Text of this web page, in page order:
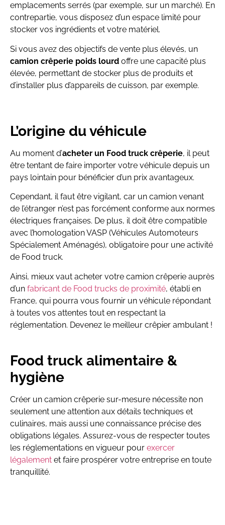
emplacements serrés (par exemple, sur un marché). En
contrepartie, vous disposez d’un espace limité pour
stocker vos ingrédients et votre matériel.
Si vous avez des objectifs de vente plus élevés, un
camion crêperie poids lourd offre une capacité plus
élevée, permettant de stocker plus de produits et
d’installer plus d’appareils de cuisson, par exemple.
L’origine du véhicule
Au moment d’acheter un Food truck crêperie, il peut
être tentant de faire importer votre véhicule depuis un
pays lointain pour bénéficier d’un prix avantageux.
Cependant, il faut être vigilant, car un camion venant
de l’étranger n’est pas forcément conforme aux normes
électriques françaises. De plus, il doit être compatible
avec l’homologation VASP (Véhicules Automoteurs
Spécialement Aménagés), obligatoire pour une activité
de Food truck.
Ainsi, mieux vaut acheter votre camion crêperie auprès
d’un fabricant de Food trucks de proximité, établi en
France, qui pourra vous fournir un véhicule répondant
à toutes vos attentes tout en respectant la
réglementation. Devenez le meilleur crêpier ambulant !
Food truck alimentaire &
hygiène
Créer un camion crêperie sur-mesure nécessite non
seulement une attention aux détails techniques et
culinaires, mais aussi une connaissance précise des
obligations légales. Assurez-vous de respecter toutes
les réglementations en vigueur pour exercer
légalement et faire prospérer votre entreprise en toute
tranquillité.